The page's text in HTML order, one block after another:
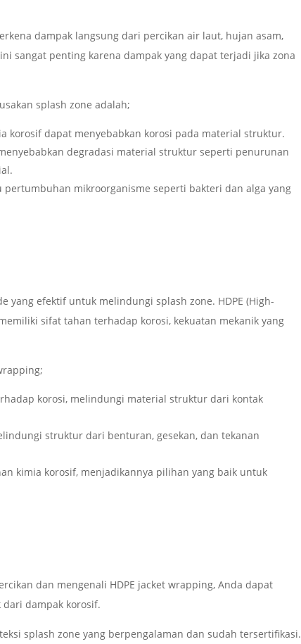
dampak langsung dari percikan air laut, hujan asam,
sangat penting karena dampak yang dapat terjadi jika zona
splash zone adalah;
korosif dapat menyebabkan korosi pada material struktur.
degradasi material struktur seperti penurunan
mikroorganisme seperti bakteri dan alga yang
yang efektif untuk melindungi splash zone. HDPE (High-
sifat tahan terhadap korosi, kekuatan mekanik yang
korosi, melindungi material struktur dari kontak
struktur dari benturan, gesekan, dan tekanan
kimia korosif, menjadikannya pilihan yang baik untuk
dan mengenali HDPE jacket wrapping, Anda dapat
dampak korosif.
splash zone yang berpengalaman dan sudah tersertifikasi.